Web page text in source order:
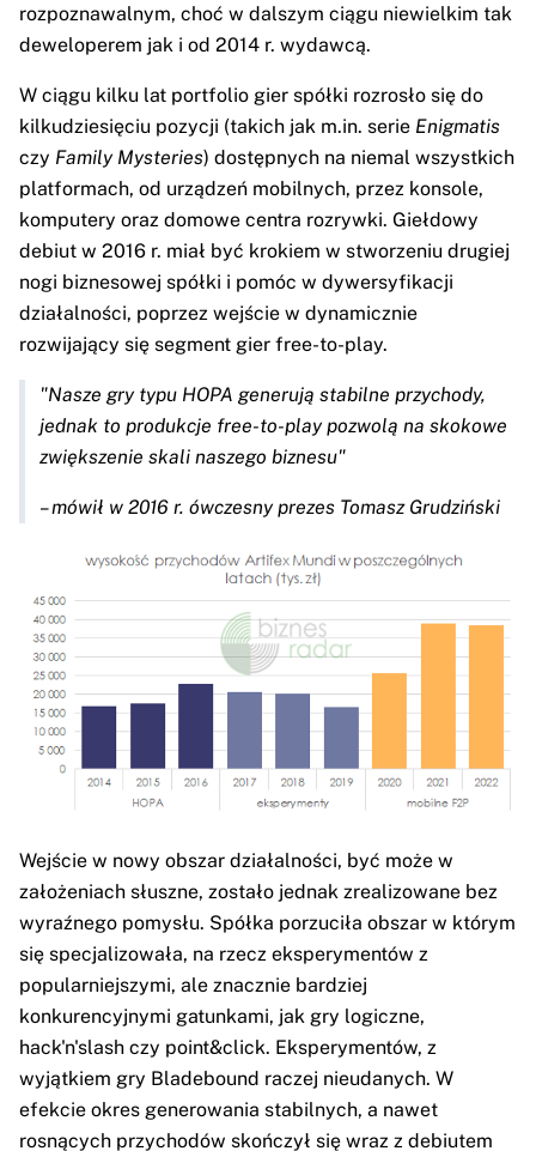
rozpoznawalnym, choć w dalszym ciągu niewielkim tak
deweloperem jak i od 2014 r. wydawcą.
W ciągu kilku lat portfolio gier spółki rozrosło się do
kilkudziesięciu pozycji (takich jak m.in. serie Enigmatis
czy Family Mysteries) dostępnych na niemal wszystkich
platformach, od urządzeń mobilnych, przez konsole,
komputery oraz domowe centra rozrywki. Giełdowy
debiut w 2016 r. miał być krokiem w stworzeniu drugiej
nogi biznesowej spółki i pomóc w dywersyfikacji
działalności, poprzez wejście w dynamicznie
rozwijający się segment gier free-to-play.
"Nasze gry typu HOPA generują stabilne przychody,
jednak to produkcje free-to-play pozwolą na skokowe
zwiększenie skali naszego biznesu"
– mówił w 2016 r. ówczesny prezes Tomasz Grudziński
Wejście w nowy obszar działalności, być może w
założeniach słuszne, zostało jednak zrealizowane bez
wyraźnego pomysłu. Spółka porzuciła obszar w którym
się specjalizowała, na rzecz eksperymentów z
popularniejszymi, ale znacznie bardziej
konkurencyjnymi gatunkami, jak gry logiczne,
hack'n'slash czy point&click. Eksperymentów, z
wyjątkiem gry Bladebound raczej nieudanych. W
efekcie okres generowania stabilnych, a nawet
rosnących przychodów skończył się wraz z debiutem